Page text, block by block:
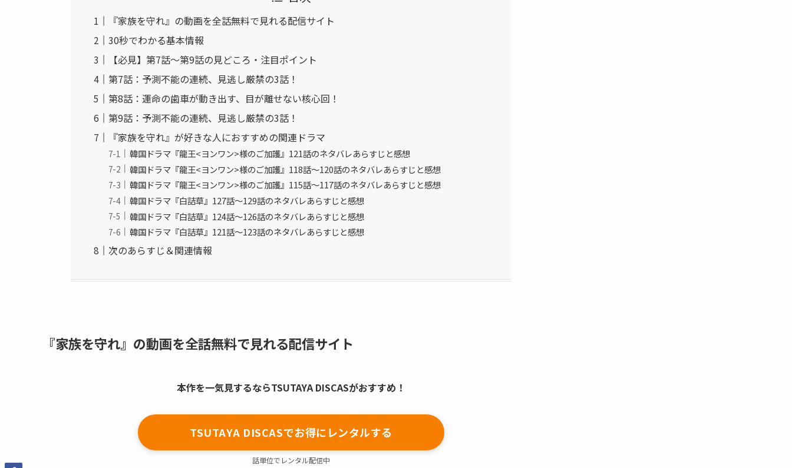
『家族を守れ』の動画を全話無料で見れる配信サイト
30秒でわかる基本情報
【必見】第7話〜第9話の見どころ・注目ポイント
第7話：予測不能の連続、見逃し厳禁の3話！
第8話：運命の歯車が動き出す、目が離せない核心回！
第9話：予測不能の連続、見逃し厳禁の3話！
『家族を守れ』が好きな人におすすめの関連ドラマ
韓国ドラマ『龍王<ヨンワン>様のご加護』121話のネタバレあらすじと感想
韓国ドラマ『龍王<ヨンワン>様のご加護』118話〜120話のネタバレあらすじと感想
韓国ドラマ『龍王<ヨンワン>様のご加護』115話〜117話のネタバレあらすじと感想
韓国ドラマ『白詰草』127話〜129話のネタバレあらすじと感想
韓国ドラマ『白詰草』124話〜126話のネタバレあらすじと感想
韓国ドラマ『白詰草』121話〜123話のネタバレあらすじと感想
次のあらすじ＆関連情報
『家族を守れ』の動画を全話無料で見れる配信サイト
本作を一気見するならTSUTAYA DISCASがおすすめ！
TSUTAYA DISCASでお得にレンタルする
話単位でレンタル配信中